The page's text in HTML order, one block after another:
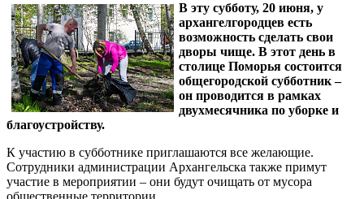
В эту субботу, 20 июня, у
архангелгородцев есть
возможность сделать свои
дворы чище. В этот день в
столице Поморья состоится
общегородской субботник –
он проводится в рамках
двухмесячника по уборке и
благоустройству.
К участию в субботнике приглашаются все желающие.
Сотрудники администрации Архангельска также примут
участие в мероприятии – они будут очищать от мусора
общественные территории.